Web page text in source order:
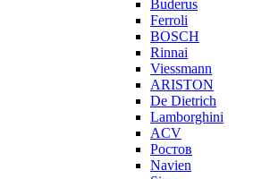
Buderus
Ferroli
BOSCH
Rinnai
Viessmann
ARISTON
De Dietrich
Lamborghini
ACV
Ростов
Navien